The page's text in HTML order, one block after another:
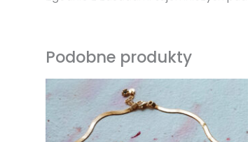
Podobne produkty